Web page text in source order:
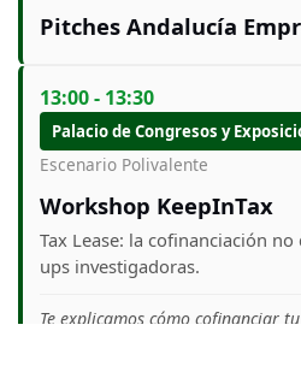
Pitches Andalucía
13:00 - 13:30
Palacio de Congresos y
Escenario Polivalente
Workshop KeepInTax
Tax Lease: la cofinanciación
ups investigadoras.
Te explicamos cómo cofinanciar